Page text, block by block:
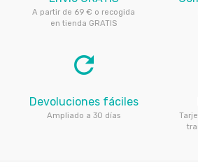
A partir de 69 € o recogida
en tienda GRATIS
refresh
Devoluciones fáciles
Ampliado a 30 días